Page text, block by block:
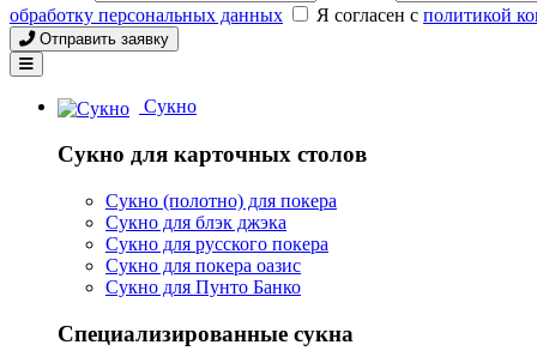
обработку персональных данных
Я согласен с политикой
Отправить заявку
Сукно
Сукно для карточных столов
Сукно (полотно) для покера
Сукно для блэк джэка
Сукно для русского покера
Сукно для покера оазис
Сукно для Пунто Банко
Специализированные сукна